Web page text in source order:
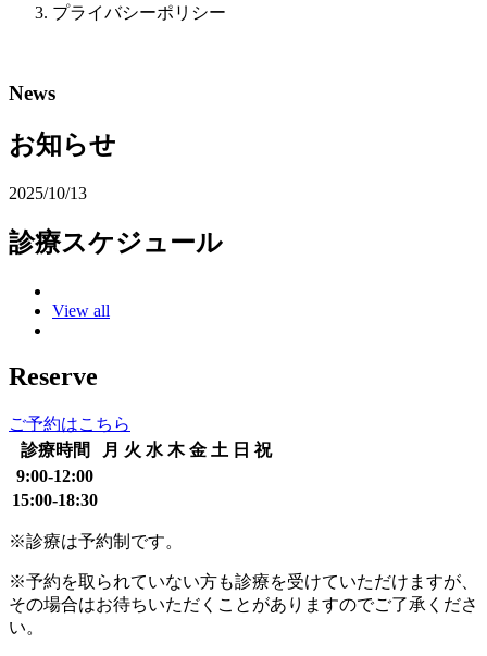
プライバシーポリシー
News
お知らせ
2025/10/13
診療スケジュール
View all
Reserve
ご予約はこちら
診療時間
月 火 水 木 金 土 日 祝
9:00-12:00
15:00-18:30
※診療は予約制です。
※予約を取られていない方も診療を受けていただけますが、
その場合はお待ちいただくことがありますのでご了承くださ
い。